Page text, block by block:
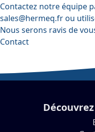
Contactez notre équipe
sales@hermeq.frou
Nous serons ravis de
Contact